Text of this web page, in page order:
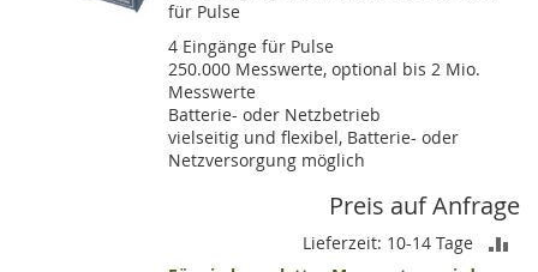
für Pulse
4 Eingänge für Pulse
250.000 Messwerte, optional bis 2 Mio.
Messwerte
Batterie- oder Netzbetrieb
vielseitig und flexibel, Batterie- oder
Netzversorgung möglich
Preis auf Anfrage
Lieferzeit: 10-14 Tage